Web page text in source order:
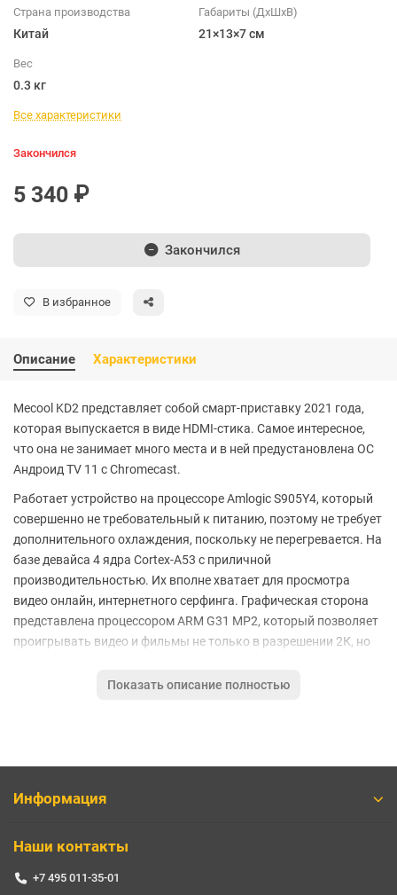
Страна производства
Китай
Габариты (ДхШхВ)
21×13×7 см
Вес
0.3 кг
Все характеристики
Закончился
5 340 ₽
Закончился
В избранное
Описание Характеристики
Mecool KD2 представляет собой смарт-приставку 2021 года,
которая выпускается в виде HDMI-стика. Самое интересное,
что она не занимает много места и в ней предустановлена ОС
Андроид TV 11 с Chromecast.
Работает устройство на процессоре Amlogic S905Y4, который
совершенно не требовательный к питанию, поэтому не требует
дополнительного охлаждения, поскольку не перегревается. На
базе девайса 4 ядра Cortex-A53 с приличной
производительностью. Их вполне хватает для просмотра
видео онлайн, интернетного серфинга. Графическая сторона
представлена процессором ARM G31 MP2, который позволяет
проигрывать видео и фильмы не только в разрешении 2К, но
IVI в 4К HDR со стабильными 60 кадрами в секунду.
мышек, и заканчивая наушниками и крупными
Благодаря операционной системе Android TV 11, устройство
Несмотря на маленький корпус, этот «малыш» настолько
Показать описание полностью
Информация
Наши контакты
+7 495 011-35-01